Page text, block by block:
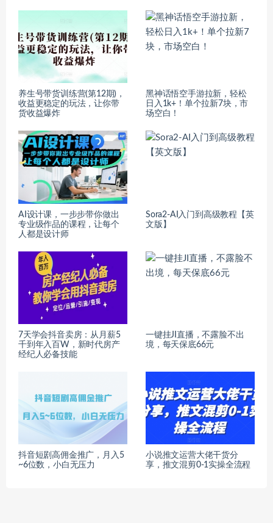
养生号带货训练营(第12期)，
收益更稳定的玩法，让你带
货收益爆炸
黑神话悟空手游拉新，轻松
日入1k+！单个拉新7块，市
场空白！
AI设计课，一步步带你做出
专业级作品的课程，让每个
人都是设计师
Sora2-AI入门到高级教程【英
文版】
7天学会抖音卖房：从月薪5
千到年入百W，新时代房产
经纪人必备技能
一键挂JI直播，不露脸不出
境，每天保底66元
抖音短剧高佣金推广，月入5
~6位数，小白无压力
小说推文运营大佬干货分
享，推文混剪0-1实操全流程